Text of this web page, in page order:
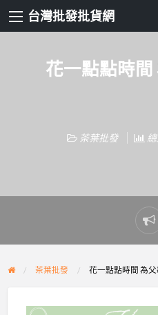
台灣批發批貨網
花一點點時
茶葉批發
茶葉批發 花一點點時間 為